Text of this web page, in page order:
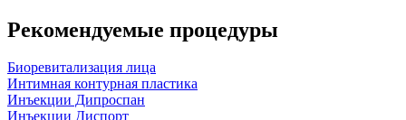
Рекомендуемые процедуры
Биоревитализация лица
Интимная контурная пластика
Инъекции Дипроспан
Инъекции Диспорт